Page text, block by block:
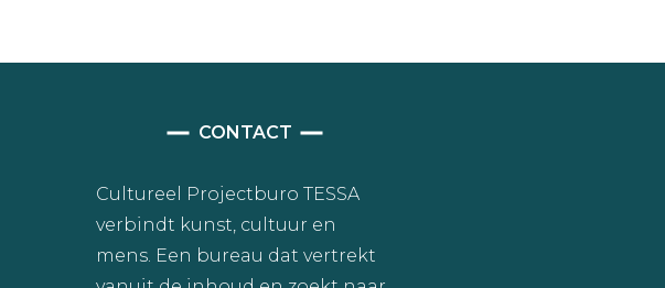
CONTACT
Cultureel Projectburo TESSA
verbindt kunst, cultuur en
mens. Een bureau dat vertrekt